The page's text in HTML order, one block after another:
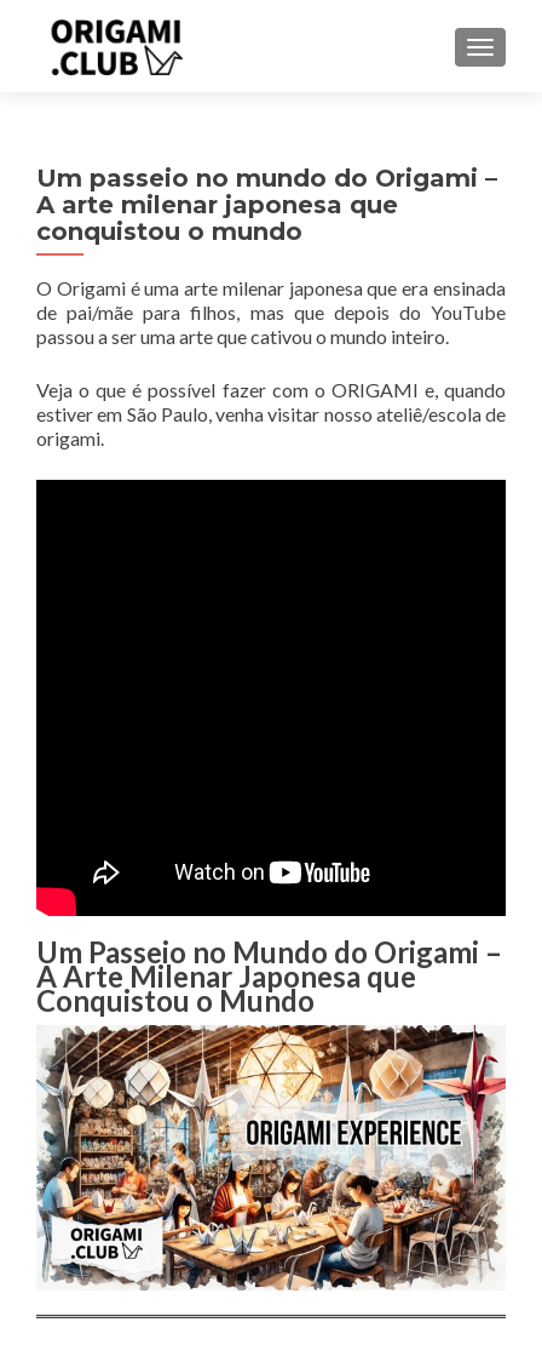
Um passeio no mundo do Origami –
A arte milenar japonesa que
conquistou o mundo
O Origami é uma arte milenar japonesa que era ensinada
de pai/mãe para filhos, mas que depois do YouTube
passou a ser uma arte que cativou o mundo inteiro.
Veja o que é possível fazer com o ORIGAMI e, quando
estiver em São Paulo, venha visitar nosso ateliê/escola de
origami.
Um Passeio no Mundo do Origami –
A Arte Milenar Japonesa que
Conquistou o Mundo